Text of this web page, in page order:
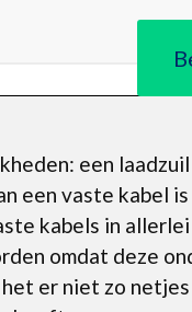
een
een vaste kabel
kabels in
omdat deze
het er niet zo